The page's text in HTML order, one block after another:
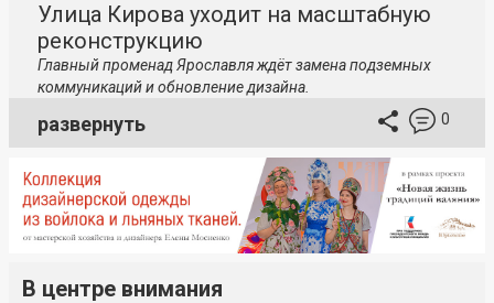
Улица Кирова уходит на масштабную
реконструкцию
Главный променад Ярославля ждёт замена подземных
коммуникаций и обновление дизайна.
развернуть 0
В центре внимания